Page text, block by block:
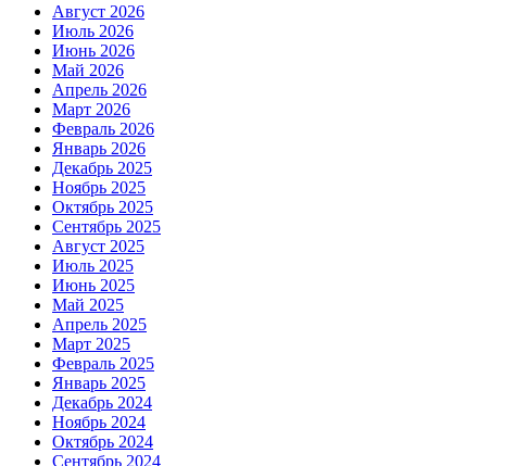
Август 2026
Июль 2026
Июнь 2026
Май 2026
Апрель 2026
Март 2026
Февраль 2026
Январь 2026
Декабрь 2025
Ноябрь 2025
Октябрь 2025
Сентябрь 2025
Август 2025
Июль 2025
Июнь 2025
Май 2025
Апрель 2025
Март 2025
Февраль 2025
Январь 2025
Декабрь 2024
Ноябрь 2024
Октябрь 2024
Сентябрь 2024